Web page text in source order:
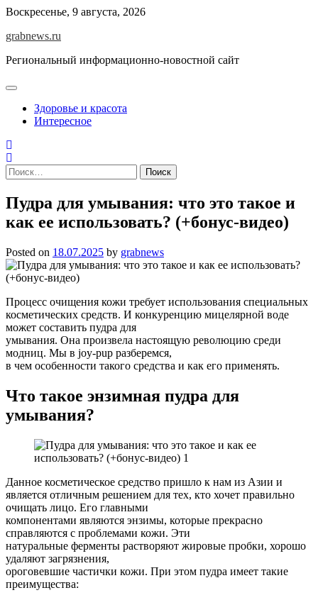
Skip
content
Воскресенье, 9 августа, 2026
grabnews.ru
Региональный информационно-новостной сайт
Здоровье и красота
Интересное
Найти:
Пудра для умывания: что это такое и
как ее использовать? (+бонус-видео)
Posted on 18.07.2025 by grabnews
Процесс очищения кожи требует использования специальных
косметических средств. И конкуренцию мицелярной воде
может составить пудра для
умывания. Она произвела настоящую революцию среди
модниц. Мы в joy-pup разберемся,
в чем особенности такого средства и как его применять.
Что такое энзимная пудра для
умывания?
Данное косметическое средство пришло к нам из Азии и
является отличным решением для тех, кто хочет правильно
очищать лицо. Его главными
компонентами являются энзимы, которые прекрасно
справляются с проблемами кожи. Эти
натуральные ферменты растворяют жировые пробки, хорошо
удаляют загрязнения,
ороговевшие частички кожи. При этом пудра имеет такие
преимущества: